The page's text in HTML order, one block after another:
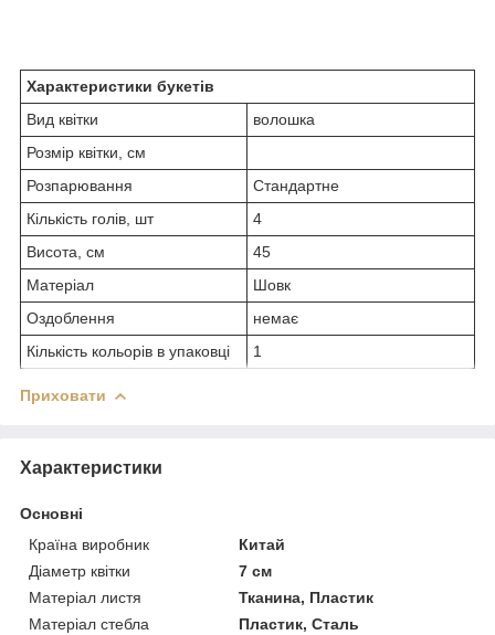
Характеристики букетів
Вид квітки
волошка
Розмір квітки, см
Розпарювання
Стандартне
Кількість голів, шт
4
Висота, см
45
Матеріал
Шовк
Оздоблення
немає
Кількість кольорів в упаковці
1
Приховати
Характеристики
Основні
Країна виробник
Китай
Діаметр квітки
7 см
Матеріал листя
Тканина, Пластик
Матеріал стебла
Пластик, Сталь